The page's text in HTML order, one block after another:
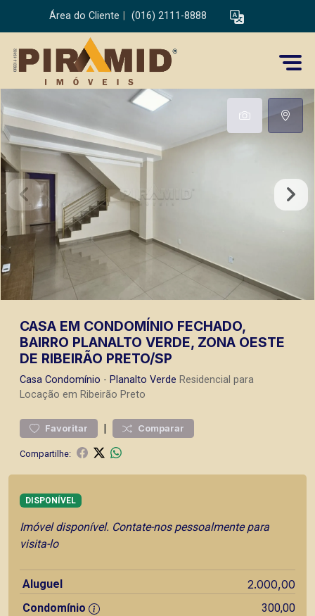
Área do Cliente (016) 2111-8888
CASA EM CONDOMÍNIO FECHADO,
BAIRRO PLANALTO VERDE, ZONA OESTE
DE RIBEIRÃO PRETO/SP
Casa Condomínio - Planalto Verde Residencial para
Locação em Ribeirão Preto
Favoritar | Comparar
Compartilhe:
DISPONÍVEL
Imóvel disponível. Contate-nos pessoalmente para
visita-lo
Aluguel 2.000,00
Condomínio
300,00